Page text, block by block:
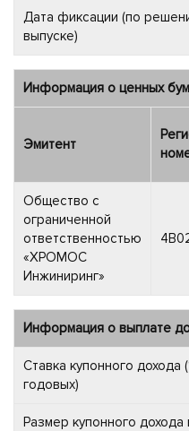
Дата фиксации (по
выпуске)
Информация о ценных
Эмитент
Общество с
ограниченной
ответственностью
«ХРОМОС
Инжиниринг»
Информация о выплате
Ставка купонного дохода
годовых)
Размер купонного дохода